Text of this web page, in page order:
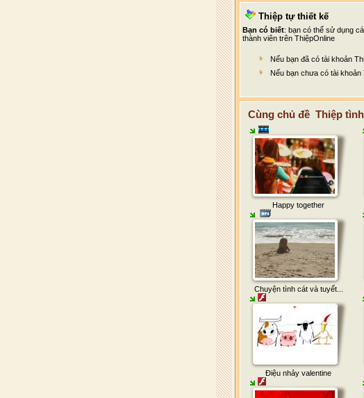
Thiệp tự thiết kế
Bạn có biết: bạn có thể sử dụng
thành viên trên ThiệpOnline
Nếu bạn đã có tài khoản
Nếu bạn chưa có tài khoản
Cùng chủ đề Thiệp
Happy together
Chuyện tình cát và tuyết...
Điệu nhảy valentine